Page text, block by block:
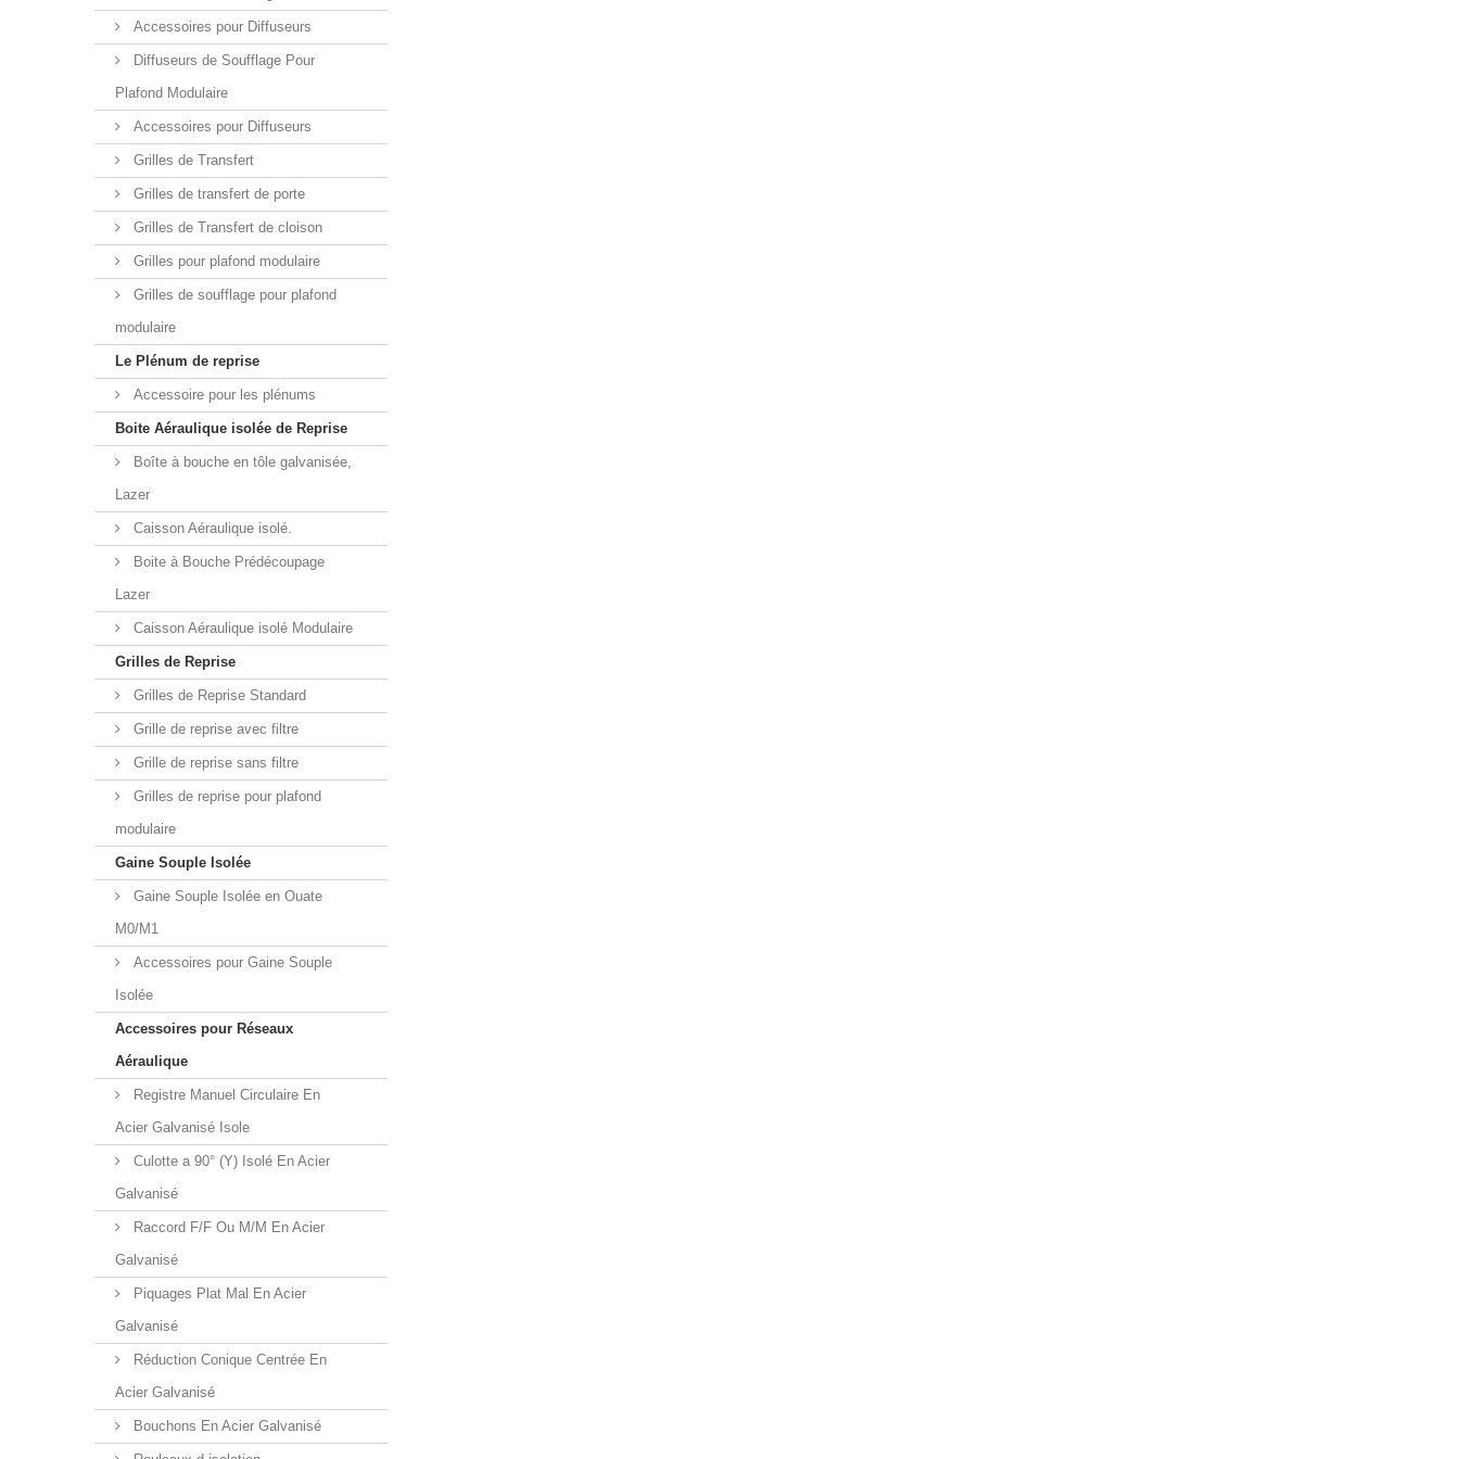
Accessoires pour Diffuseurs
Diffuseurs de Soufflage Pour
Plafond Modulaire
Accessoires pour Diffuseurs
Grilles de Transfert
Grilles de transfert de porte
Grilles de Transfert de cloison
Grilles pour plafond modulaire
Grilles de soufflage pour plafond
modulaire
Le Plénum de reprise
Accessoire pour les plénums
Boite Aéraulique isolée de Reprise
Boîte à bouche en tôle galvanisée,
Lazer
Caisson Aéraulique isolé.
Boite à Bouche Prédécoupage
Lazer
Caisson Aéraulique isolé Modulaire
Grilles de Reprise
Grilles de Reprise Standard
Grille de reprise avec filtre
Grille de reprise sans filtre
Grilles de reprise pour plafond
modulaire
Gaine Souple Isolée
Gaine Souple Isolée en Ouate
M0/M1
Accessoires pour Gaine Souple
Isolée
Accessoires pour Réseaux
Aéraulique
Registre Manuel Circulaire En
Acier Galvanisé Isole
Culotte a 90° (Y) Isolé En Acier
Galvanisé
Raccord F/F Ou M/M En Acier
Galvanisé
Piquages Plat Mal En Acier
Galvanisé
Réduction Conique Centrée En
Acier Galvanisé
Bouchons En Acier Galvanisé